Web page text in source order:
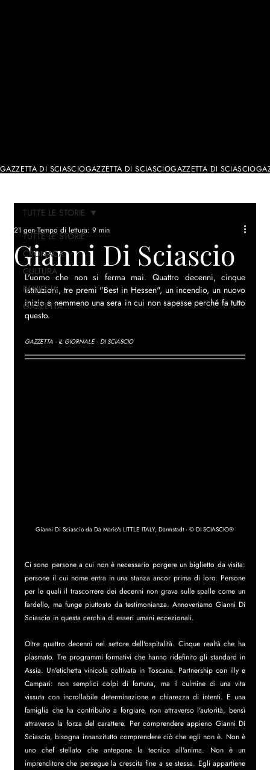
GAZZETTA DI SCIASCIO
TUTTE LE STORIE
CRONACA
CULTURA
FAMIGLIA
GAZZETTA
TUTTE LE STORIE
Gianni Di Sciascio
21 gen Tempo di lettura: 9 min
L'uomo che non si ferma mai. Quattro decenni, cinque
istituzioni, tre premi "Best in Hessen", un incendio, un nuovo
inizio e nemmeno una sera in cui non sapesse perché fa tutto
questo.
GAZZETTA · IL GIORNALE · DI SCIASCIO
Gianni Di Sciascio da Da Mario's LITTLE ITALY, Darmstadt · © DI SCIASCIO®
Ci sono persone a cui non è necessario porgere un biglietto da visita:
persone il cui nome entra in una stanza ancor prima di loro. Persone
per le quali il trascorrere dei decenni non grava sulle spalle come un
fardello, ma funge piuttosto da testimonianza. Annoveriamo Gianni Di
Sciascio in questa cerchia di esseri umani eccezionali.
Oltre quattro decenni nel settore dell'ospitalità. Cinque realtà che ha
plasmato. Tre programmi formativi che hanno ridefinito gli standard in
Assia. Un'etichetta vinicola coltivata in Toscana. Partnership con illy e
Campari: non semplici colpi di fortuna, ma il culmine di una vita
vissuta con incrollabile determinazione e chiarezza di intenti. E una
famiglia che ha contribuito a forgiare, non attraverso l'autorità, bensì
attraverso la forza del carattere. Per comprendere appieno Gianni Di
Sciascio, bisogna innanzitutto comprendere ciò che egli non è. Non è
uno chef stellato che antepone la tecnica all'anima. Non è un
imprenditore che persegue la crescita fine a se stessa. Egli appartiene